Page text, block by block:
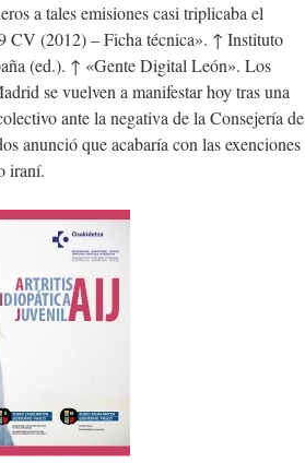
a tales emisiones casi triplicaba el
CV (2012) – Ficha técnica». ↑ Instituto
(ed.). ↑ «Gente Digital León». Los
se vuelven a manifestar hoy tras una
ante la negativa de la Consejería de
anunció que acabaría con las exenciones
iraní.